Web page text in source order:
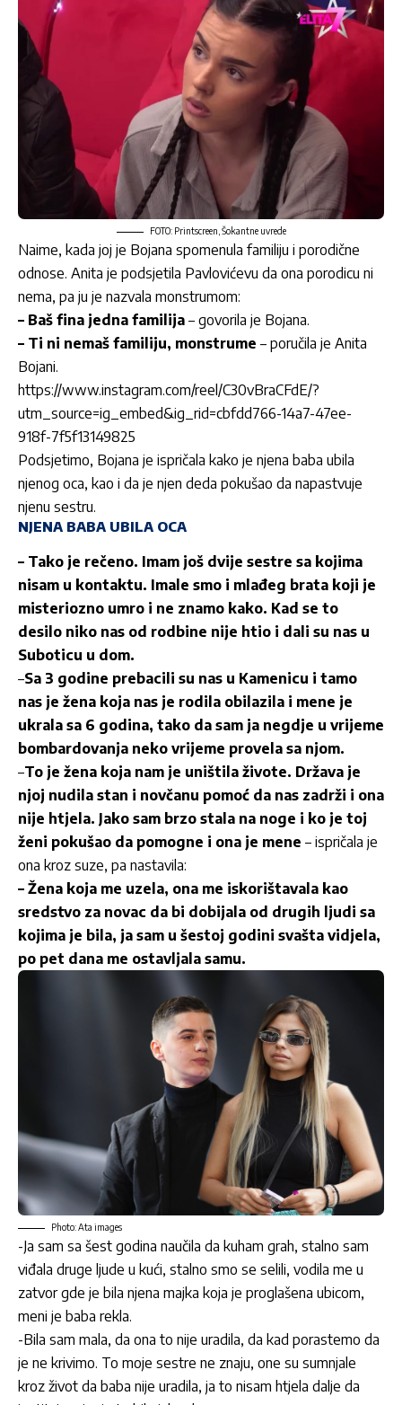
FOTO: Printscreen, Šokantne uvrede
Naime, kada joj je Bojana spomenula familiju i porodične
odnose. Anita je podsjetila Pavlovićevu da ona porodicu ni
nema, pa ju je nazvala monstrumom:
– Baš fina jedna familija – govorila je Bojana.
– Ti ni nemaš familiju, monstrume – poručila je Anita
Bojani.
https://www.instagram.com/reel/C30vBraCFdE/?
utm_source=ig_embed&ig_rid=cbfdd766-14a7-47ee-
918f-7f5f13149825
Podsjetimo, Bojana je ispričala kako je njena baba ubila
njenog oca, kao i da je njen deda pokušao da napastvuje
njenu sestru.
NJENA BABA UBILA OCA
– Tako je rečeno. Imam još dvije sestre sa kojima
nisam u kontaktu. Imale smo i mlađeg brata koji je
misteriozno umro i ne znamo kako. Kad se to
desilo niko nas od rodbine nije htio i dali su nas u
Suboticu u dom.
–Sa 3 godine prebacili su nas u Kamenicu i tamo
nas je žena koja nas je rodila obilazila i mene je
ukrala sa 6 godina, tako da sam ja negdje u vrijeme
bombardovanja neko vrijeme provela sa njom.
–To je žena koja nam je uništila živote. Država je
njoj nudila stan i novčanu pomoć da nas zadrži i ona
nije htjela. Jako sam brzo stala na noge i ko je toj
ženi pokušao da pomogne i ona je mene – ispričala je
ona kroz suze, pa nastavila:
– Žena koja me uzela, ona me iskorištavala kao
sredstvo za novac da bi dobijala od drugih ljudi sa
kojima je bila, ja sam u šestoj godini svašta vidjela,
po pet dana me ostavljala samu.
Photo: Ata images
-Ja sam sa šest godina naučila da kuham grah, stalno sam
viđala druge ljude u kući, stalno smo se selili, vodila me u
zatvor gde je bila njena majka koja je proglašena ubicom,
meni je baba rekla.
-Bila sam mala, da ona to nije uradila, da kad porastemo da
je ne krivimo. To moje sestre ne znaju, one su sumnjale
kroz život da baba nije uradila, ja to nisam htjela dalje da